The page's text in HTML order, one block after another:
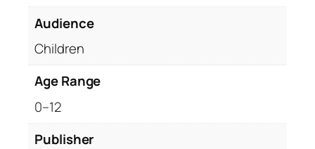
Audience
Children
Age Range
0–12
Publisher